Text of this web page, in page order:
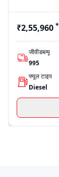
₹2,55,960 *
जीवीडब्ल्यू
995
फ्यूल टाइप
Diesel